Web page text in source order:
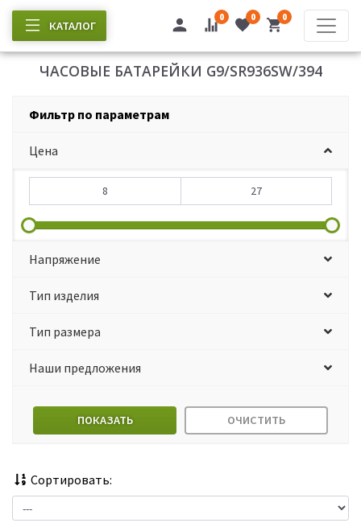
КАТАЛОГ
0 0 0
ЧАСОВЫЕ БАТАРЕЙКИ G9/SR936SW/394
Фильтр по параметрам
Цена
Напряжение
Тип изделия
Тип размера
Наши предложения
ПОКАЗАТЬ ОЧИСТИТЬ
Сортировать: